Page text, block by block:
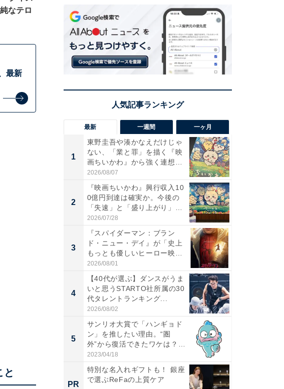
なテロ
最新
と
最新 一週間 一ヶ月
1
東野圭吾や湊かなえだけじゃ
ない、「業と罪」を描く『映
画ちいかわ』から強く連想し
た...
2026/08/07
2
『映画ちいかわ』興行収入10
0億円到達は確実か。今後の
「失速」と「盛り上がり」
が...
2026/07/28
3
『スパイダーマン：ブラン
ド・ニュー・デイ』が「史上
もっとも優しいヒーロー映
画」に...
2026/08/01
4
【40代が選ぶ】ダンスがうま
いと思うSTARTO社所属の30
代タレントランキング...
2026/08/02
5
サンリオ大賞で「ハンギョド
ン」を推したい理由。“圏
外”から復活できたワケは？
投...
2023/04/18
PR
特別な名入れギフトも！ 銀座
で選ぶReFaの上質ケア